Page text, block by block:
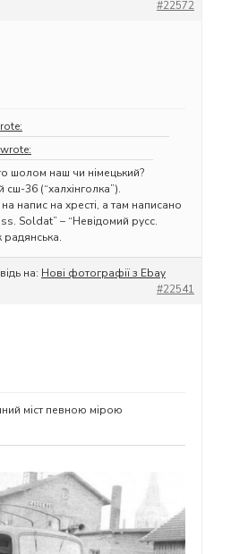
#22572
шолом наш чи німецький?
36 (“халхінголка”).
напис на хресті, а там написано
Soldat” – “Невідомий русс.
радянська.
на: Нові фотографії з Ebay
#22541
міст певною мірою